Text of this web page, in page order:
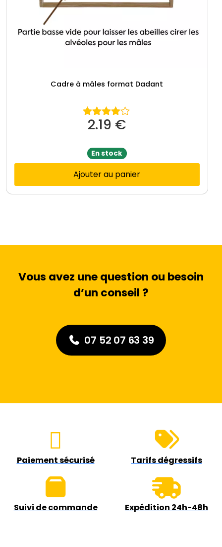
Cadre à mâles format Dadant
Note
4.00 sur
2.19 €
En stock
Ajouter au panier
Vous avez une question ou besoin
d’un conseil ?
07 52 07 63 39
Paiement sécurisé Tarifs dégressifs
Suivi de commande Expédition 24h-48h